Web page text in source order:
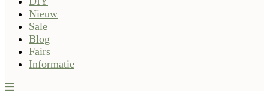
Nieuw
Sale
Blog
Fairs
Informatie